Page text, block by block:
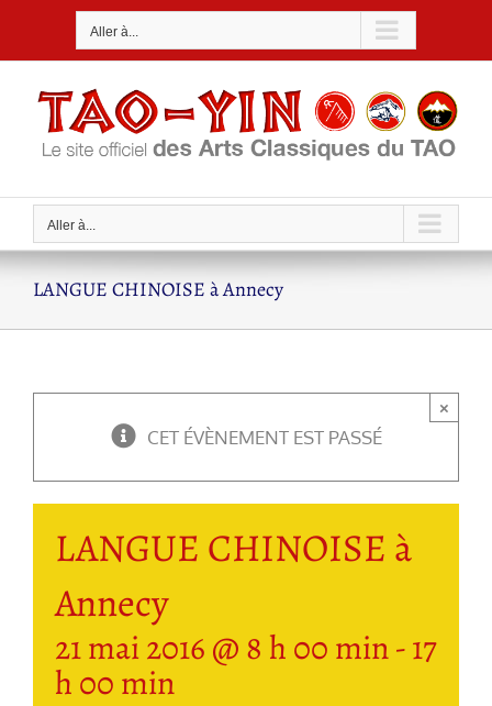
Aller à...
Aller à...
LANGUE CHINOISE à Annecy
CET ÉVÈNEMENT EST PASSÉ
×
LANGUE CHINOISE à
Annecy
21 mai 2016 @ 8 h 00 min-17
h 00 min